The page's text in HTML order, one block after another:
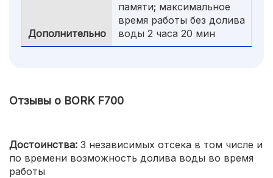
Дополнительно
памяти; максимальное
время работы без долива
воды 2 часа 20 мин
Отзывы о BORK F700
Достоинства: 3 независимых отсека в том числе и
по времени возможность долива воды во время
работы